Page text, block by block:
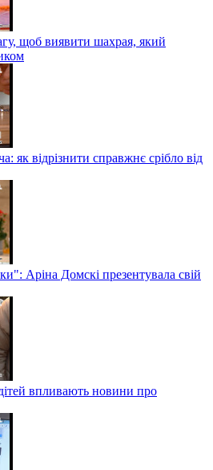
щоб виявити шахрая, який
як відрізнити справжнє срібло від
Аріна Домскі презентувала свій
впливають новини про